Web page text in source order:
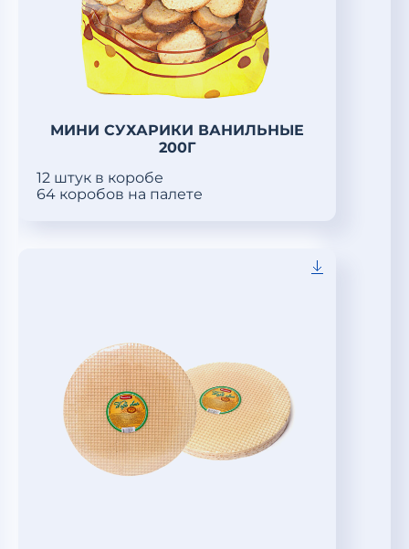
МИНИ СУХАРИКИ ВАНИЛЬНЫЕ
200Г
12 штук в коробе
64 коробов на палете